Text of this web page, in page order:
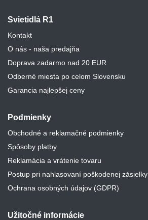
Svietidlá R1
Kontakt
O nás - naša predajňa
Doprava zadarmo nad 20 EUR
Odberné miesta po celom Slovensku
Garancia najlepšej ceny
Podmienky
Obchodné a reklamačné podmienky
Spôsoby platby
Reklamácia a vrátenie tovaru
Postup pri nahlasovaní poškodenej zásielky
Ochrana osobných údajov (GDPR)
Užitočné informácie